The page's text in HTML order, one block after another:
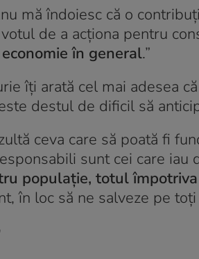
mă îndoiesc că o
de a acționa pentru
în general.”
îți arată cel mai adesea
destul de dificil să
ceva care să poată fi
sunt cei care iau
populație, totul împotriva
în loc să ne salveze pe